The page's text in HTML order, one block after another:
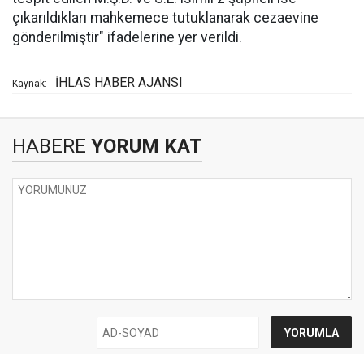
çıkarıldıkları mahkemece tutuklanarak cezaevine
gönderilmiştir" ifadelerine yer verildi.
Kaynak: İHLAS HABER AJANSI
HABERE YORUM KAT